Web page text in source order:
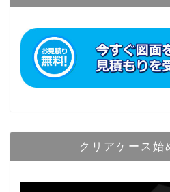
クリアケース始